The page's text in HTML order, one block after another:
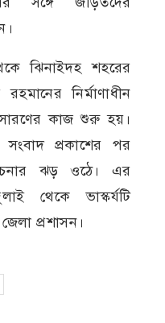
ঝিনাইদহ শহরের
নির্মাণাধীন
কাজ শুরু হয়।
সংবাদ প্রকাশের পর
ঝড় ওঠে। এর
থেকে ভাস্কর্যটি
প্রশাসন।